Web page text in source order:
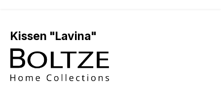
Kissen "Lavina"